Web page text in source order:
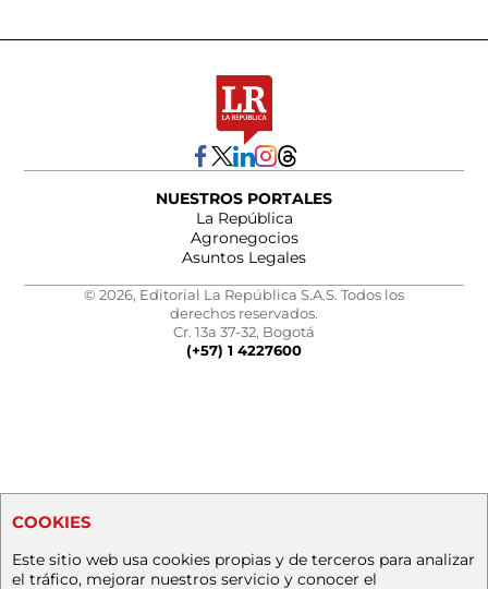
NUESTROS PORTALES
La República
Agronegocios
Asuntos Legales
© 2026, Editorial La República S.A.S. Todos los
derechos reservados.
Cr. 13a 37-32, Bogotá
(+57) 1 4227600
COOKIES
Este sitio web usa cookies propias y de terceros para analizar
el tráfico, mejorar nuestros servicio y conocer el